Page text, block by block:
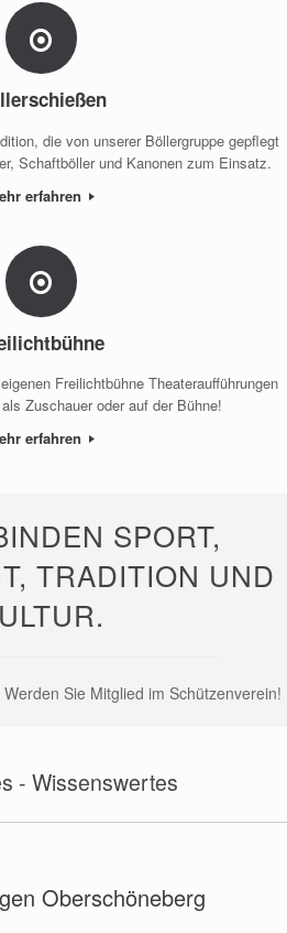
die von unserer Böllergruppe gepflegt
Schaftböller und Kanonen zum Einsatz.
erfahren
Freilichtbühne Theateraufführungen
Zuschauer oder auf der Bühne!
erfahren
SPORT,
TRADITION UND
Sie Mitglied im Schützenverein!
- Wissenswertes
Oberschöneberg